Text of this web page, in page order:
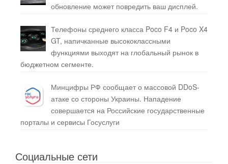
обновление может повредить ваш дисплей.
Телефоны среднего класса Poco F4 и Poco X4
GT, напичканные высококлассными
функциями выходят на глобальный рынок в
бюджетном сегменте.
Минцифры РФ сообщает о массовой DDoS-
атаке со стороны Украины. Нападение
совершается на Российские государственные
порталы и сервисы Госуслуги
Социальные сети